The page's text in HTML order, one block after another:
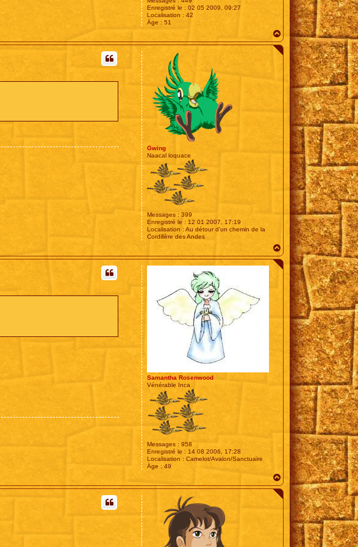
Enregistré le : 02 05 2009, 09:27
Localisation : 42
Âge : 51
a
u
Gwing
Naacal loquace
Messages : 399
Enregistré le : 12 01 2007, 17:19
Localisation : Au détour d'un chemin de la
Cordillère des Andes
a
u
Samantha Rosenwood
Vénérable Inca
Messages : 958
Enregistré le : 14 08 2006, 17:28
Localisation : Camelot/Avalon/Sanctuaire
Âge : 49
a
u